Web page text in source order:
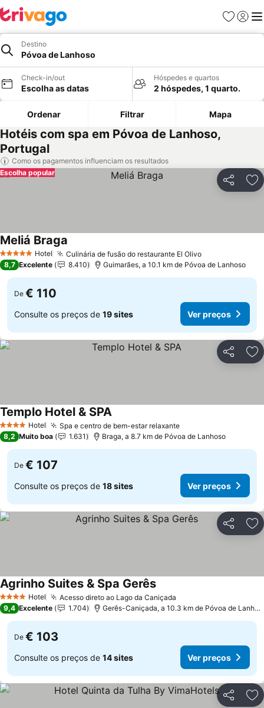
Favoritos
Iniciar
Destino
Póvoa de Lanhoso
Check-in/out
Escolha as datas
Hóspedes e quartos
2 hóspedes, 1 quarto.
Ordenar Filtrar Mapa
Hotéis com spa em Póvoa de Lanhoso,
Portugal
Como os pagamentos influenciam os resultados
Partilhar
Escolha popular
5 Estrelas Hotel Culinária de fusão do restaurante El OlivoVer preços
Meliá Braga
8,7 Excelente 8.410 Guimarães, a 10.1 km de Póvoa de Lanhoso
De € 110
Consulte os preços de 19 sites Ver preços
Partilhar
4 EstrelasHotel Spa e centro de bem-estar relaxanteVer preços
Templo Hotel & SPAVer preços
8,2 Muito boa 1.631 Braga, a 8.7 km de Póvoa de Lanhoso
De € 107
Consulte os preços de 18 sites Ver preços
Partilhar
4 EstrelasHotel Acesso direto ao Lago da Caniçada
Agrinho Suites & Spa GerêsVer preços
9,4 Excelente 1.704 Gerês-Caniçada, a 10.3 km de Póvoa de
De € 103
Consulte os preços de 14 sites Ver preços
Partilhar